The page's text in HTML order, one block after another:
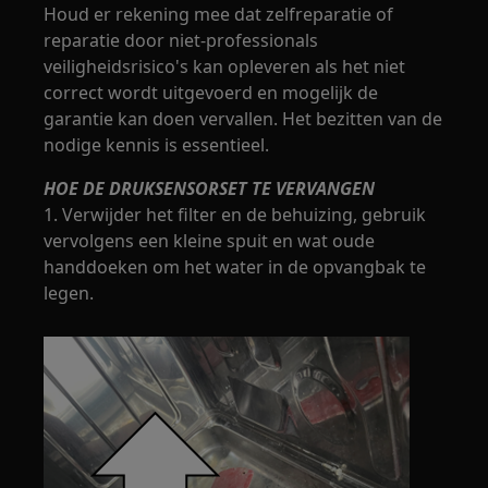
Houd er rekening mee dat zelfreparatie of
reparatie door niet-professionals
veiligheidsrisico's kan opleveren als het niet
correct wordt uitgevoerd en mogelijk de
garantie kan doen vervallen. Het bezitten van de
nodige kennis is essentieel.
HOE DE DRUKSENSORSET TE VERVANGEN
1. Verwijder het filter en de behuizing, gebruik
vervolgens een kleine spuit en wat oude
handdoeken om het water in de opvangbak te
legen.